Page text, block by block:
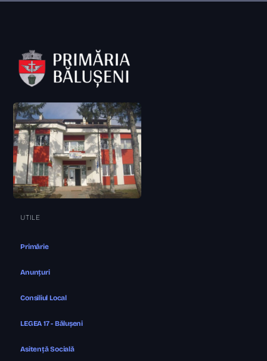
UTILE
Primărie
Anunțuri
Consiliul Local
LEGEA 17 - Bălușeni
Asitență Socială